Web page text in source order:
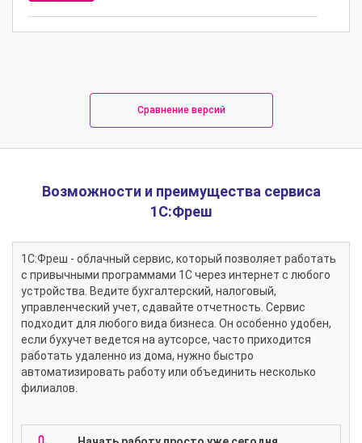
Сравнение версий
Возможности и преимущества сервиса
1С:Фреш
1С:Фреш - облачный сервис, который позволяет работать
с привычными программами 1С через интернет с любого
устройства. Ведите бухгалтерский, налоговый,
управленческий учет, сдавайте отчетность. Сервис
подходит для любого вида бизнеса. Он особенно удобен,
если бухучет ведется на аутсорсе, часто приходится
работать удаленно из дома, нужно быстро
автоматизировать работу или объединить несколько
филиалов.